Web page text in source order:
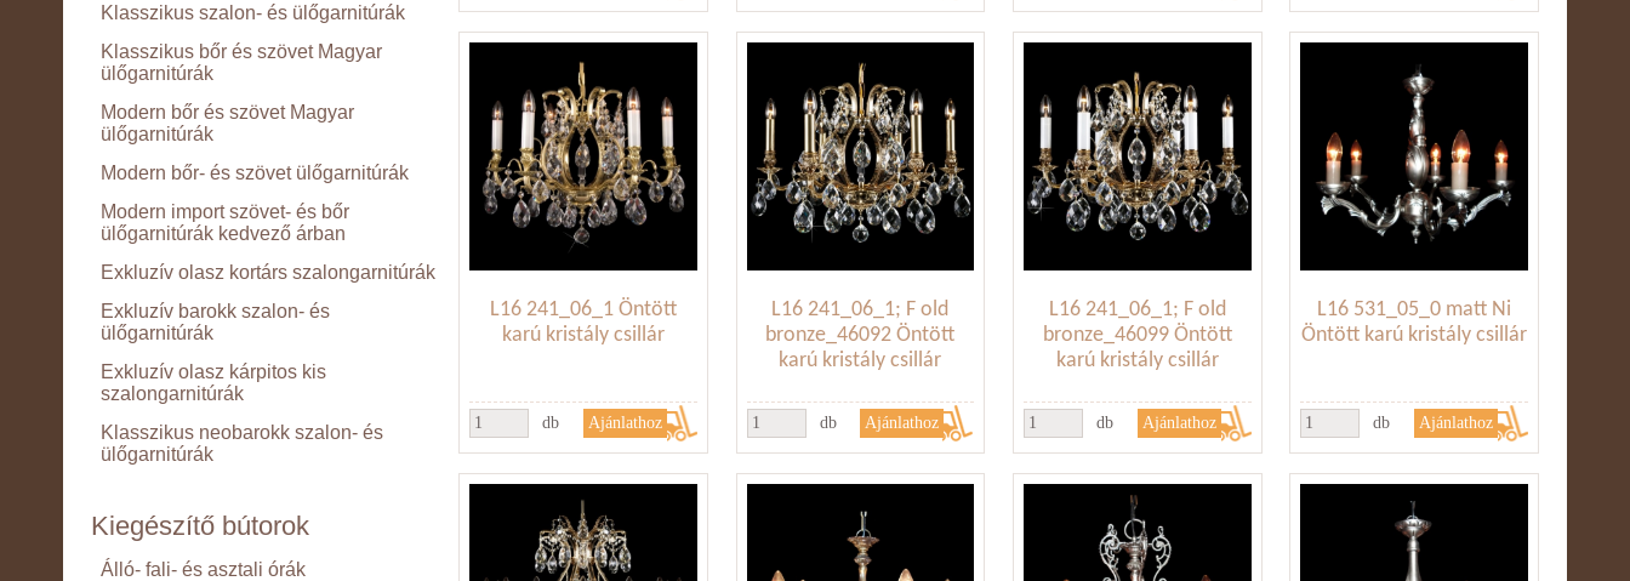
Klasszikus szalon- és ülőgarnitúrák
Klasszikus bőr és szövet Magyar
ülőgarnitúrák
Modern bőr és szövet Magyar
ülőgarnitúrák
Modern bőr- és szövet ülőgarnitúrák
Modern import szövet- és bőr
ülőgarnitúrák kedvező árban
Exkluzív olasz kortárs szalongarnitúrák
Exkluzív barokk szalon- és
ülőgarnitúrák
Exkluzív olasz kárpitos kis
szalongarnitúrák
Klasszikus neobarokk szalon- és
ülőgarnitúrák
Kiegészítő bútorok
Álló- fali- és asztali órák
L16 241_06_1 Öntött
karú kristály csillár
db
L16 241_06_1; F old
bronze_46092 Öntött
karú kristály csillár
db
L16 241_06_1; F old
bronze_46099 Öntött
karú kristály csillár
db
L16 531_05_0 matt Ni
Öntött karú kristály csillár
db